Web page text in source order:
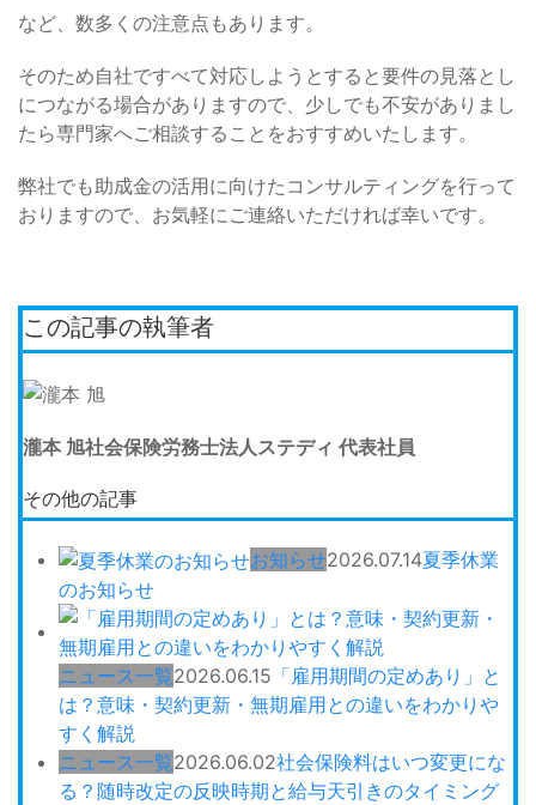
など、数多くの注意点もあります。
そのため自社ですべて対応しようとすると要件の見落とし
につながる場合がありますので、少しでも不安がありまし
たら専門家へご相談することをおすすめいたします。
弊社でも助成金の活用に向けたコンサルティングを行って
おりますので、お気軽にご連絡いただければ幸いです。
この記事の執筆者
瀧本 旭社会保険労務士法人ステディ 代表社員
その他の記事
お知らせ2026.07.14夏季休業
のお知らせ
ニュース一覧2026.06.15 「雇用期間の定めあり」と
は？意味・契約更新・無期雇用との違いをわかりや
すく解説
ニュース一覧2026.06.02社会保険料はいつ変更にな
る？随時改定の反映時期と給与天引きのタイミング